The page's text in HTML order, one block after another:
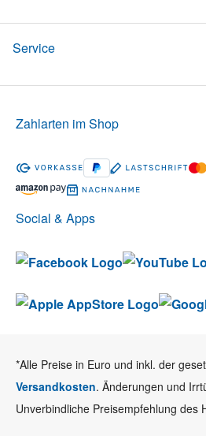
Service
Social & Apps
Zahlarten im Shop
*Alle Preise in Euro und inkl. der
Versandkosten. Änderungen und
Unverbindliche Preisempfehlung des